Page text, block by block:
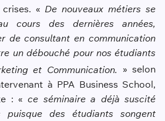
crises. « De nouveaux métiers se
cours des dernières années,
de consultant en communication
un débouché pour nos étudiants
et Communication. » selon
à PPA Business School,
: «ce séminaire a déjà suscité
puisque des étudiants songent